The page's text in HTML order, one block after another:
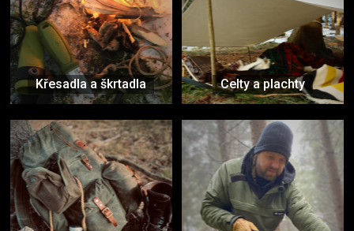
Křesadla a škrtadla Celty a plachty